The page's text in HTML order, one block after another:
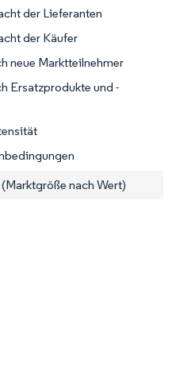
der Lieferanten
der Käufer
neue Marktteilnehmer
Ersatzprodukte und -
nach Wert)